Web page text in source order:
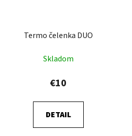
Termo čelenka DUO
Skladom
€10
DETAIL